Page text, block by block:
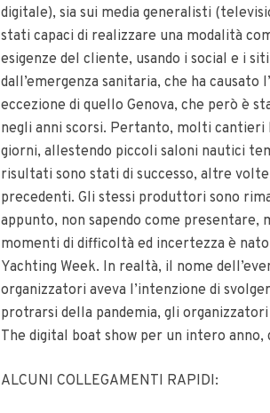
digitale), sia sui media generalisti
stati capaci di realizzare una modalità
esigenze del cliente, usando i social e i
dall’emergenza sanitaria, che ha
eccezione di quello Genova, che però è
negli anni scorsi. Pertanto, molti cantieri
giorni, allestendo piccoli saloni nautici
risultati sono stati di successo, altre
precedenti. Gli stessi produttori sono
appunto, non sapendo come
momenti di difficoltà ed incertezza è
Yachting Week. In realtà, il nome
organizzatori aveva l’intenzione di
protrarsi della pandemia, gli
The digital boat show per un intero
ALCUNI COLLEGAMENTI RAPIDI: